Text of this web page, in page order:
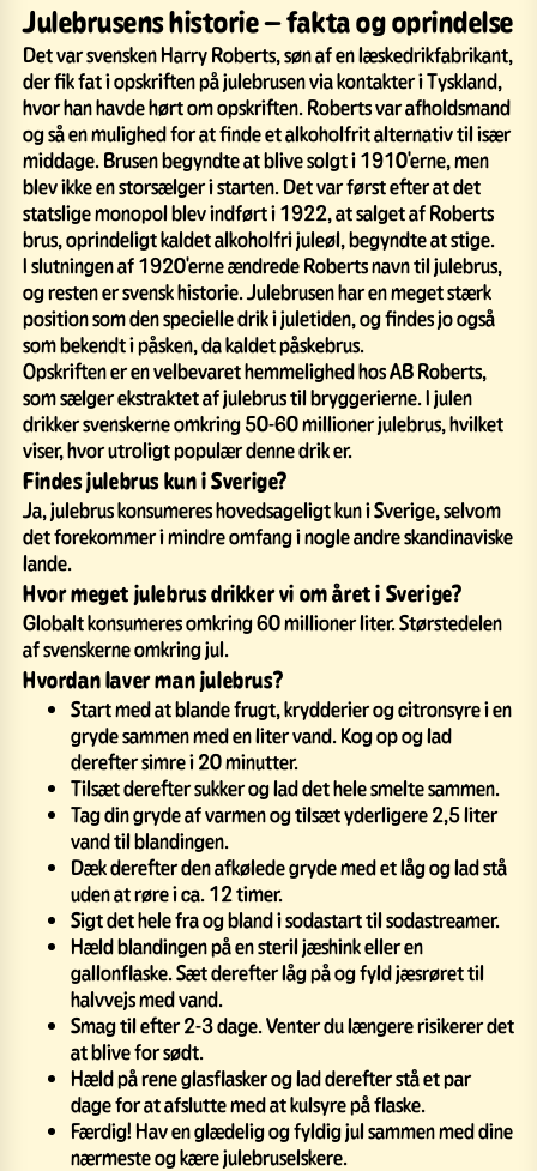
Julebrusens historie – fakta og oprindelse
Det var svensken Harry Roberts, søn af en læskedrikfabrikant,
der fik fat i opskriften på julebrusen via kontakter i Tyskland,
hvor han havde hørt om opskriften. Roberts var afholdsmand
og så en mulighed for at finde et alkoholfrit alternativ til især
middage. Brusen begyndte at blive solgt i 1910'erne, men
blev ikke en storsælger i starten. Det var først efter at det
statslige monopol blev indført i 1922, at salget af Roberts
brus, oprindeligt kaldet alkoholfri juleøl, begyndte at stige.
I slutningen af 1920'erne ændrede Roberts navn til julebrus,
og resten er svensk historie. Julebrusen har en meget stærk
position som den specielle drik i juletiden, og findes jo også
som bekendt i påsken, da kaldet påskebrus.
Opskriften er en velbevaret hemmelighed hos AB Roberts,
som sælger ekstraktet af julebrus til bryggerierne. I julen
drikker svenskerne omkring 50-60 millioner julebrus, hvilket
viser, hvor utroligt populær denne drik er.
Findes julebrus kun i Sverige?
Ja, julebrus konsumeres hovedsageligt kun i Sverige, selvom
det forekommer i mindre omfang i nogle andre skandinaviske
lande.
Hvor meget julebrus drikker vi om året i Sverige?
Globalt konsumeres omkring 60 millioner liter. Størstedelen
af svenskerne omkring jul.
Hvordan laver man julebrus?
Start med at blande frugt, krydderier og citronsyre i en
gryde sammen med en liter vand. Kog op og lad
derefter simre i 20 minutter.
Tilsæt derefter sukker og lad det hele smelte sammen.
Tag din gryde af varmen og tilsæt yderligere 2,5 liter
vand til blandingen.
Dæk derefter den afkølede gryde med et låg og lad stå
uden at røre i ca. 12 timer.
Sigt det hele fra og bland i sodastart til sodastreamer.
Hæld blandingen på en steril jæshink eller en
gallonflaske. Sæt derefter låg på og fyld jæsrøret til
halvvejs med vand.
Smag til efter 2-3 dage. Venter du længere risikerer det
at blive for sødt.
Hæld på rene glasflasker og lad derefter stå et par
dage for at afslutte med at kulsyre på flaske.
Færdig! Hav en glædelig og fyldig jul sammen med dine
nærmeste og kære julebruselskere.